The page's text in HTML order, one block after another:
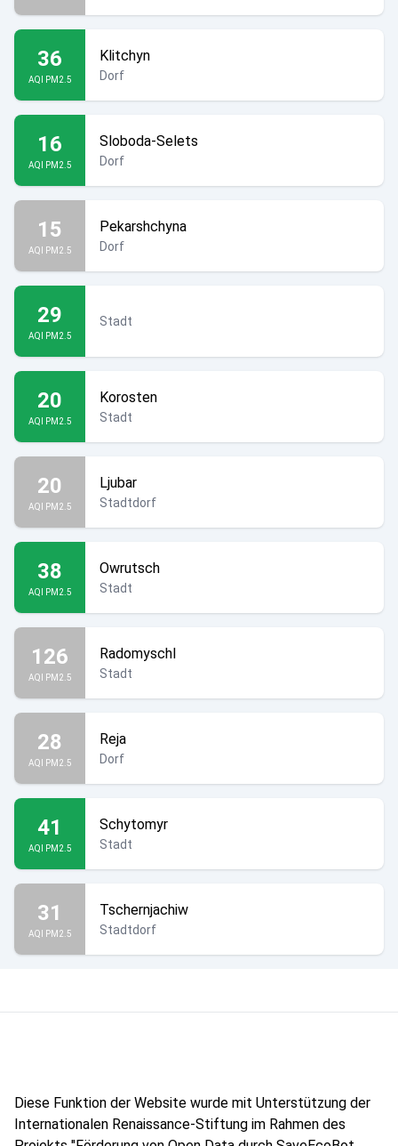
36
AQI PM2.5
Klitchyn
Dorf
16
AQI PM2.5
Sloboda-Selets
Dorf
15
AQI PM2.5
Pekarshchyna
Dorf
29
AQI PM2.5
Stadt
20
AQI PM2.5
Korosten
Stadt
20
AQI PM2.5
Ljubar
Stadtdorf
38
AQI PM2.5
Owrutsch
Stadt
126
AQI PM2.5
Radomyschl
Stadt
28
AQI PM2.5
Reja
Dorf
41
AQI PM2.5
Schytomyr
Stadt
31
AQI PM2.5
Tschernjachiw
Stadtdorf
Diese Funktion der Website wurde mit Unterstützung der
Internationalen Renaissance-Stiftung im Rahmen des